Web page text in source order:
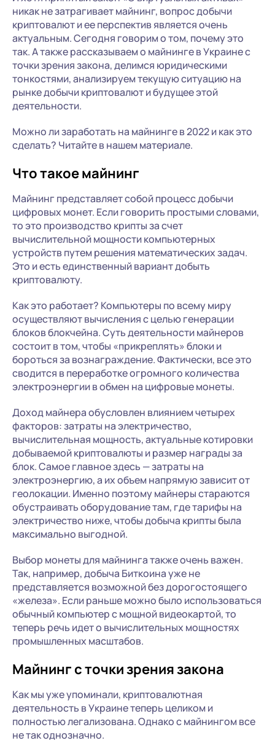
никак не затрагивает майнинг, вопрос добычи
криптовалют и ее перспектив является очень
актуальным. Сегодня говорим о том, почему это
так. А также рассказываем о майнинге в Украине с
точки зрения закона, делимся юридическими
тонкостями, анализируем текущую ситуацию на
рынке добычи криптовалют и будущее этой
деятельности.
Можно ли заработать на майнинге в 2022 и как это
сделать? Читайте в нашем материале.
Что такое майнинг
Майнинг представляет собой процесс добычи
цифровых монет. Если говорить простыми словами,
то это производство крипты за счет
вычислительной мощности компьютерных
устройств путем решения математических задач.
Это и есть единственный вариант добыть
криптовалюту.
Как это работает? Компьютеры по всему миру
осуществляют вычисления с целью генерации
блоков блокчейна. Суть деятельности майнеров
состоит в том, чтобы «прикреплять» блоки и
бороться за вознаграждение. Фактически, все это
сводится в переработке огромного количества
электроэнергии в обмен на цифровые монеты.
Доход майнера обусловлен влиянием четырех
факторов: затраты на электричество,
вычислительная мощность, актуальные котировки
добываемой криптовалюты и размер награды за
блок. Самое главное здесь — затраты на
электроэнергию, а их объем напрямую зависит от
геолокации. Именно поэтому майнеры стараются
обустраивать оборудование там, где тарифы на
электричество ниже, чтобы добыча крипты была
максимально выгодной.
Выбор монеты для майнинга также очень важен.
Так, например, добыча Биткоина уже не
представляется возможной без дорогостоящего
«железа». Если раньше можно было использоваться
обычный компьютер с мощной видеокартой, то
теперь речь идет о вычислительных мощностях
промышленных масштабов.
Майнинг с точки зрения закона
Как мы уже упоминали, криптовалютная
деятельность в Украине теперь целиком и
полностью легализована. Однако с майнингом все
не так однозначно.